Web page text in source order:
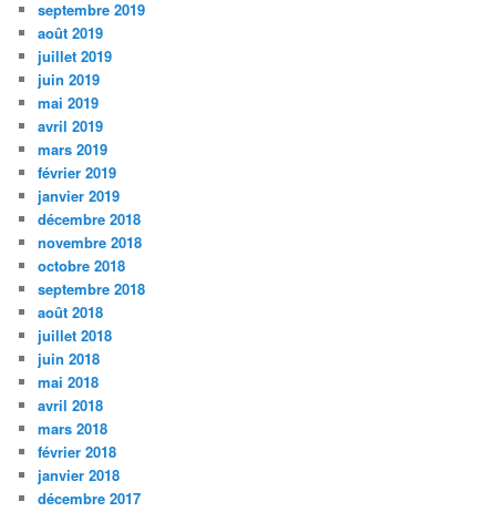
septembre 2019
août 2019
juillet 2019
juin 2019
mai 2019
avril 2019
mars 2019
février 2019
janvier 2019
décembre 2018
novembre 2018
octobre 2018
septembre 2018
août 2018
juillet 2018
juin 2018
mai 2018
avril 2018
mars 2018
février 2018
janvier 2018
décembre 2017